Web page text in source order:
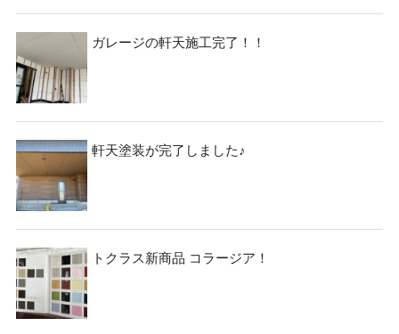
ガレージの軒天施工完了！！
軒天塗装が完了しました♪
トクラス新商品 コラージア！